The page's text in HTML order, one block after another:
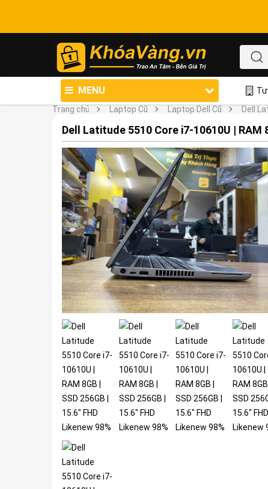
MENU
Trang chủ
Laptop Cũ Laptop Dell Cũ Dell
Dell Latitude 5510 Core i7-10610U | RAM